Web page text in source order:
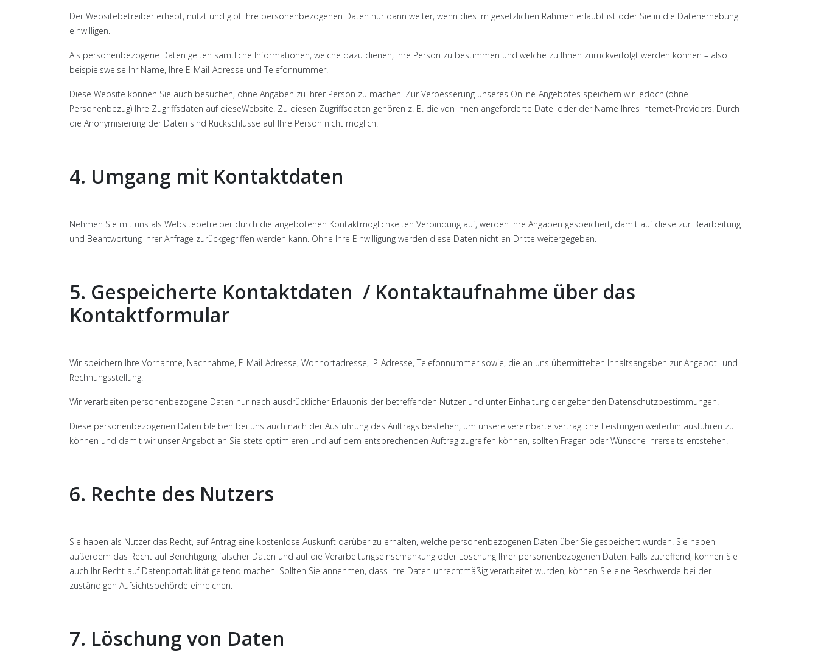
Der Websitebetreiber erhebt, nutzt und gibt Ihre personenbezogenen Daten nur dann weiter, wenn dies im gesetzlichen Rahmen erlaubt ist oder Sie in die Datenerhebung
einwilligen.
Als personenbezogene Daten gelten sämtliche Informationen, welche dazu dienen, Ihre Person zu bestimmen und welche zu Ihnen zurückverfolgt werden können – also
beispielsweise Ihr Name, Ihre E-Mail-Adresse und Telefonnummer.
Diese Website können Sie auch besuchen, ohne Angaben zu Ihrer Person zu machen. Zur Verbesserung unseres Online-Angebotes speichern wir jedoch (ohne
Personenbezug) Ihre Zugriffsdaten auf dieseWebsite. Zu diesen Zugriffsdaten gehören z. B. die von Ihnen angeforderte Datei oder der Name Ihres Internet-Providers. Durch
die Anonymisierung der Daten sind Rückschlüsse auf Ihre Person nicht möglich.
4. Umgang mit Kontaktdaten
Nehmen Sie mit uns als Websitebetreiber durch die angebotenen Kontaktmöglichkeiten Verbindung auf, werden Ihre Angaben gespeichert, damit auf diese zur Bearbeitung
und Beantwortung Ihrer Anfrage zurückgegriffen werden kann. Ohne Ihre Einwilligung werden diese Daten nicht an Dritte weitergegeben.
5. Gespeicherte Kontaktdaten / Kontaktaufnahme über das
Kontaktformular
Wir speichern Ihre Vornahme, Nachnahme, E-Mail-Adresse, Wohnortadresse, IP-Adresse, Telefonnummer sowie, die an uns übermittelten Inhaltsangaben zur Angebot- und
Rechnungsstellung.
Wir verarbeiten personenbezogene Daten nur nach ausdrücklicher Erlaubnis der betreffenden Nutzer und unter Einhaltung der geltenden Datenschutzbestimmungen.
Diese personenbezogenen Daten bleiben bei uns auch nach der Ausführung des Auftrags bestehen, um unsere vereinbarte vertragliche Leistungen weiterhin ausführen zu
können und damit wir unser Angebot an Sie stets optimieren und auf dem entsprechenden Auftrag zugreifen können, sollten Fragen oder Wünsche Ihrerseits entstehen.
6. Rechte des Nutzers
Sie haben als Nutzer das Recht, auf Antrag eine kostenlose Auskunft darüber zu erhalten, welche personenbezogenen Daten über Sie gespeichert wurden. Sie haben
außerdem das Recht auf Berichtigung falscher Daten und auf die Verarbeitungseinschränkung oder Löschung Ihrer personenbezogenen Daten. Falls zutreffend, können Sie
auch Ihr Recht auf Datenportabilität geltend machen. Sollten Sie annehmen, dass Ihre Daten unrechtmäßig verarbeitet wurden, können Sie eine Beschwerde bei der
zuständigen Aufsichtsbehörde einreichen.
7. Löschung von Daten